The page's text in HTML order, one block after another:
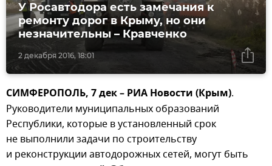
2 декабря 2016, 18:01
У Росавтодора есть замечания к
ремонту дорог в Крыму, но они
незначительны – Кравченко
СИМФЕРОПОЛЬ, 7 дек – РИА Новости (Крым).
Руководители муниципальных образований
Республики, которые в установленный срок
не выполнили задачи по строительству
и реконструкции автодорожных сетей, могут быть